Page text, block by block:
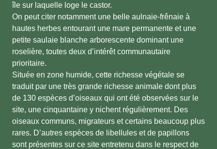
île sur laquelle loge le castor.
On peut citer notamment une belle aulnaie-frênaie à
hautes herbes entourant une mare permanente et une
petite saulaie blanche arborescente dominant une
roselière, toutes deux d’intérêt communautaire
prioritaire.
Située en zone humide, cette richesse végétale se
traduit par une très grande richesse animale dont plus
de 130 espèces d’oiseaux qui ont été observées sur le
site, une cinquantaine y nichent régulièrement. Des
oiseaux communs, migrateurs et certains beaucoup plus
rares. D’autres espèces de libellules et de papillons
sont présentes sur ce site entretenu dans le respect de